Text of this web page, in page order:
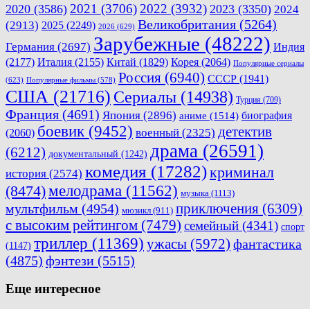
2020 (3586) 2021 (3706) 2022 (3932) 2023 (3350) 2024
(2913) 2025 (2249) 2026 (629) Великобритания (5264)
Германия (2697) Зарубежные (48222) Индия
(2177) Италия (2155) Китай (1829) Корея (2064) Популярные сериалы
(623) Популярные фильмы (578) Россия (6940) СССР (1941)
США (21716) Сериалы (14938) Турция (709)
Франция (4691) Япония (2896) аниме (1514) биография
(2060) боевик (9452) военный (2325) детектив
(6212) документальный (1242) драма (26591)
история (2574) комедия (17282)криминал
(8474)мелодрама (11562) музыка (1113)
мультфильм (4954) мюзикл (911) приключения (6309)
с высоким рейтингом (7479) семейный (4341) спорт
(1147) триллер (11369) ужасы (5972) фантастика
(4875) фэнтези (5515)
Еще интересное